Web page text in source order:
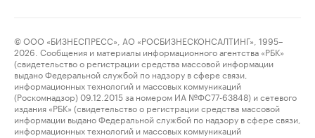
© ООО «БИЗНЕСПРЕСС», АО «РОСБИЗНЕСКОНСАЛТИНГ», 1995–
2026. Сообщения и материалы информационного агентства «РБК»
(свидетельство о регистрации средства массовой информации
выдано Федеральной службой по надзору в сфере связи,
информационных технологий и массовых коммуникаций
(Роскомнадзор) 09.12.2015 за номером ИА №ФС77-63848) и сетевого
издания «РБК» (свидетельство о регистрации средства массовой
информации выдано Федеральной службой по надзору в сфере связи,
информационных технологий и массовых коммуникаций